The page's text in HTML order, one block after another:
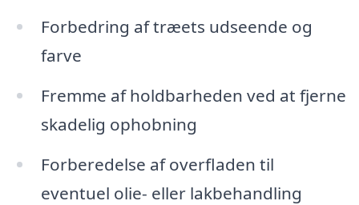
Forbedring af træets udseende og
farve
Fremme af holdbarheden ved at fjerne
skadelig ophobning
Forberedelse af overfladen til
eventuel olie- eller lakbehandling